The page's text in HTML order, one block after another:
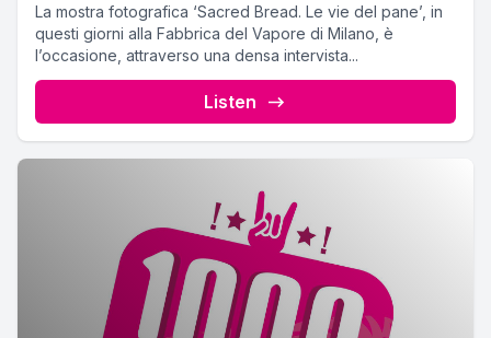
La mostra fotografica ‘Sacred Bread. Le vie del pane’, in
questi giorni alla Fabbrica del Vapore di Milano, è
l’occasione, attraverso una densa intervista...
Listen